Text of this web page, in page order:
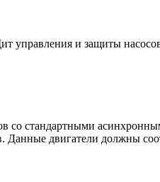
управления и защиты
стандартными
Данные двигатели должны